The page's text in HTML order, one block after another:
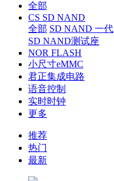
全部
CS SD NAND
全部 SD NAND 一代
SD NAND测试座
NOR FLASH
小尺寸eMMC
君正集成电路
语音控制
实时时钟
更多
推荐
热门
最新